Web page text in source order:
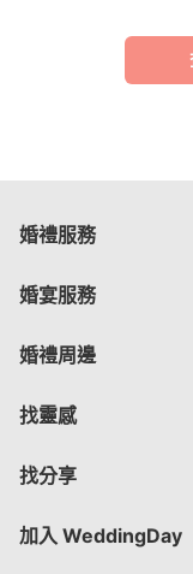
婚禮服務
婚宴服務
婚禮周邊
找靈感
找分享
加入 WeddingDay